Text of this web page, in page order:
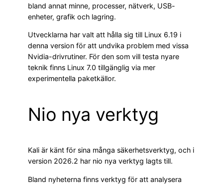
bland annat minne, processer, nätverk, USB-
enheter, grafik och lagring.
Utvecklarna har valt att hålla sig till Linux 6.19 i
denna version för att undvika problem med vissa
Nvidia-drivrutiner. För den som vill testa nyare
teknik finns Linux 7.0 tillgänglig via mer
experimentella paketkällor.
Nio nya verktyg
Kali är känt för sina många säkerhetsverktyg, och i
version 2026.2 har nio nya verktyg lagts till.
Bland nyheterna finns verktyg för att analysera